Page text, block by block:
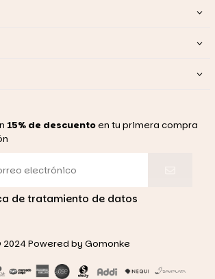
15% de descuentoen tu primera compra
de tratamiento de datos
2024 Powered by Gomonke